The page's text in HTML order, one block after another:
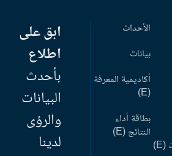
الأحداث
بيانات
أكاديمية المعرفة
بطاقة أداء
النتائج (E)
ابق على
اطلاع
بأحدث
البيانات
والرؤى
لدينا